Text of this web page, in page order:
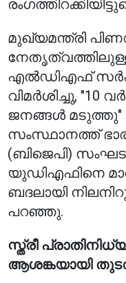
മുഖ്യമന്ത്രി
എൽഡിഎഫ്
വിമർശിച്ചു,
ജനങ്ങൾ മടുത്തു"
സംസ്ഥാനത്ത്
(ബിജെപി)
യുഡിഎഫിനെ
ബദലായി
പറഞ്ഞു.
സ്ത്രീ
ആശങ്കയായി